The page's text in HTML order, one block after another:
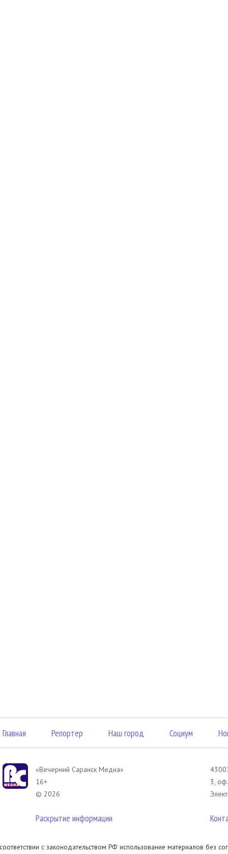
Главная Репортер Наш город Социум
«Вечерний Саранск Mедиа»
16+
© 2026
Раскрытие информации
3,
с законодательством РФ использование материалов без